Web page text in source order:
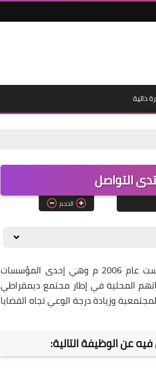
ذاتية
التواصل
الحجم
جمعية منتدى التواصــل جمعية خيرية مستقلة غير هادفة للربح تأسست عام 2006 م وهي إحدى المؤسسات
المحلية في إطار مجتمع ديمقراطي
وزيادة درجة الوعي تجاه القضايا
عن الوظيفة التالية: